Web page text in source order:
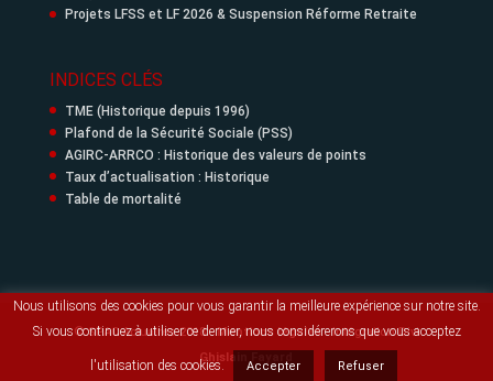
Projets LFSS et LF 2026 & Suspension Réforme Retraite
INDICES CLÉS
TME (Historique depuis 1996)
Plafond de la Sécurité Sociale (PSS)
AGIRC-ARRCO : Historique des valeurs de points
Taux d’actualisation : Historique
Table de mortalité
© SPAC Actuaires 2018 -Mentions légales- Intégration Divi
Ghislain Fayard
Nous utilisons des cookies pour vous garantir la meilleure expérience sur notre site.
Si vous continuez à utiliser ce dernier, nous considérerons que vous acceptez
l'utilisation des cookies. Accepter Refuser